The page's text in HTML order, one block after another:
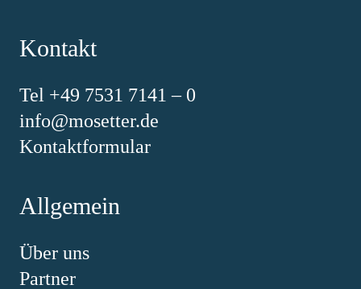
Kontakt
Tel +49 7531 7141 – 0
info@mosetter.de
Kontaktformular
Allgemein
Über uns
Partner